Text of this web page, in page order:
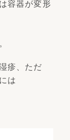
容器が変形
疹、ただ
は